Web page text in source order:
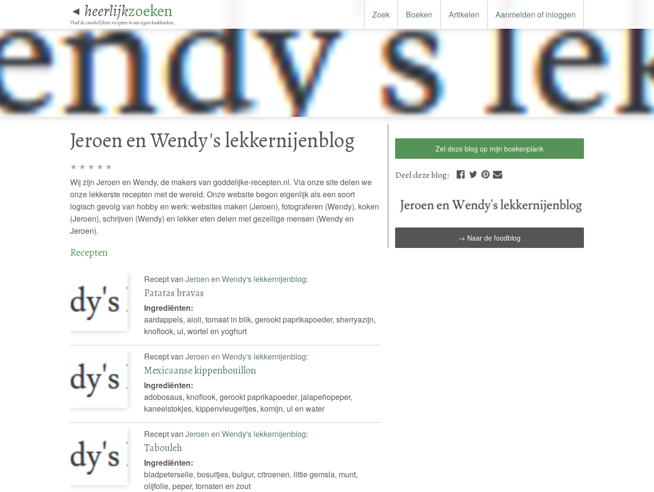
◄ heerlijkzoeken
Vind de smakelijkste recepten in uw eigen kookboeken.
Zoek Boeken Artikelen Aanmelden of inloggen
Jeroen en Wendy's lekkernijenblog
★ ★ ★ ★ ★
Wij zijn Jeroen en Wendy, de makers van goddelijke-recepten.nl. Via onze site delen we
onze lekkerste recepten met de wereld. Onze website begon eigenlijk als een soort
logisch gevolg van hobby en werk: websites maken (Jeroen), fotograferen (Wendy), koken
(Jeroen), schrijven (Wendy) en lekker eten delen met gezellige mensen (Wendy en
Jeroen).
Recepten
Recept vanJeroen en Wendy's lekkernijenblog:
Patatas bravas
Ingrediënten:
aardappels, aioli, tomaat in blik, gerookt paprikapoeder, sherryazijn,
knoflook, ui, wortel en yoghurt
Recept vanJeroen en Wendy's lekkernijenblog:
Mexicaanse kippenbouillon
Ingrediënten:
adobosaus, knoflook, gerookt paprikapoeder, jalapeñopeper,
kaneelstokjes, kippenvleugeltjes, komijn, ui en water
Recept vanJeroen en Wendy's lekkernijenblog:
Tabouleh
Ingrediënten:
bladpeterselie, bosuitjes, bulgur, citroenen, little gemsla, munt,
olijfolie, peper, tomaten en zout
Zet deze blog op mijn boekenplank
Deeldeze blog:
→ Naar de foodblog